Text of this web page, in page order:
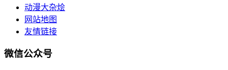
动漫大杂烩
网站地图
友情链接
微信公众号